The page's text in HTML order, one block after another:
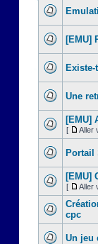
[EMU]
Une
[EMU]
[ Aller
Portail
[EMU]
[ Aller
cpc
Un jeu